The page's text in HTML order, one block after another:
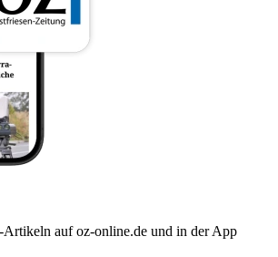
Artikeln auf oz-online.de und in der App